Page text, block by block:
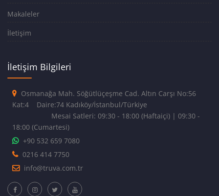
Makaleler
İletişim
İletişim Bilgileri
Osmanağa Mah. Söğütlüçeşme Cad. Altın Carşı No:56
Kat:4 Daire:74 Kadıköy/İstanbul/Türkiye
Mesai Satleri: 09:30 - 18:00 (Haftaiçi) | 09:30 -
18:00 (Cumartesi)
+90 532 659 7080
0216 414 7750
info@truva.com.tr